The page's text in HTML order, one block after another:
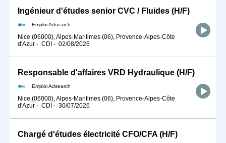
Ingénieur d'études senior CVC / Fluides (H/F)
Emploi Adsearch
Nice (06000), Alpes-Maritimes (06), Provence-Alpes-Côte
d'Azur - CDI - 02/08/2026
Responsable d'affaires VRD Hydraulique (H/F)
Emploi Adsearch
Nice (06000), Alpes-Maritimes (06), Provence-Alpes-Côte
d'Azur - CDI - 30/07/2026
Chargé d'études électricité CFO/CFA (H/F)